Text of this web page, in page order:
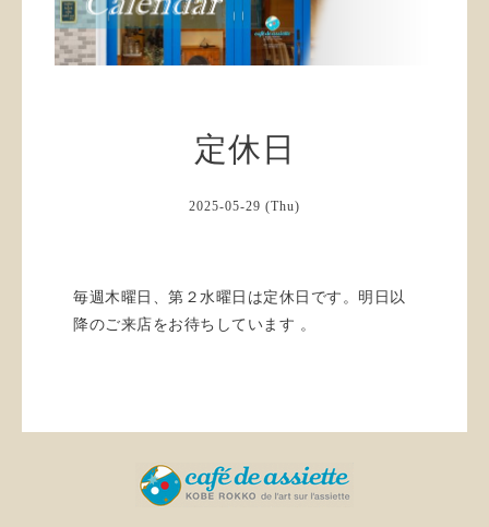
定休日
2025-05-29 (Thu)
毎週木曜日、第２水曜日は定休日です。明日以
降のご来店をお待ちしています 。